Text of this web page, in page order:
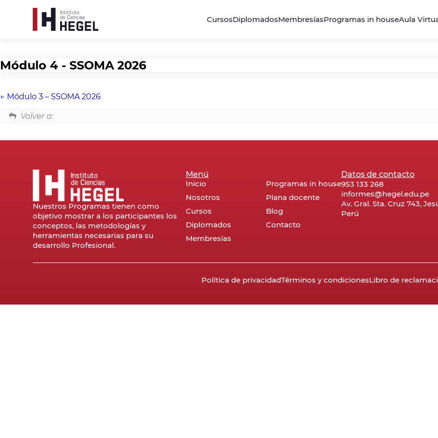
CursosDiplomadosMembresíasProgramas in houseAula
Módulo 4 - SSOMA 2026
Módulo 3 – SSOMA 2026
Volver a:
Nuestros Programas tienen como
objetivo mostrar a los participantes los
conceptos, las metodologías y
herramientas necesarias para su
desarrollo Profesional.
Menú
Inicio
Nosotros
Cursos
Diplomados
Membresías
Programas in house
Plana docente
Blog
Contacto
Datos de contacto
953 133 268
informes@hegel.edu.pe
Av. Gral. Sta. Cruz 743,
Perú
Política de privacidadTérminos y condicionesLibro de